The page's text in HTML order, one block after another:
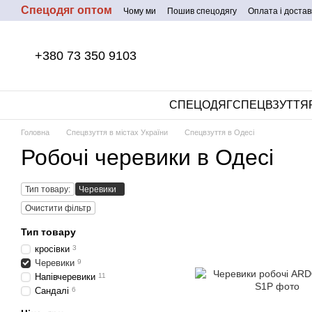
Перейти до основного контенту
Спецодяг оптом Чому ми Пошив спецодягу Оплата і
+380 73 350 9103
СПЕЦОДЯГСПЕЦВЗУТТЯ
Головна Спецвзуття в містах України Спецвзуття в Одесі
Робочі черевики в Одесі
Тип товару:
Черевики
Очистити фільтр
Тип товару
кросівки 3
Черевики 9
Напівчеревики 11
Сандалі 6